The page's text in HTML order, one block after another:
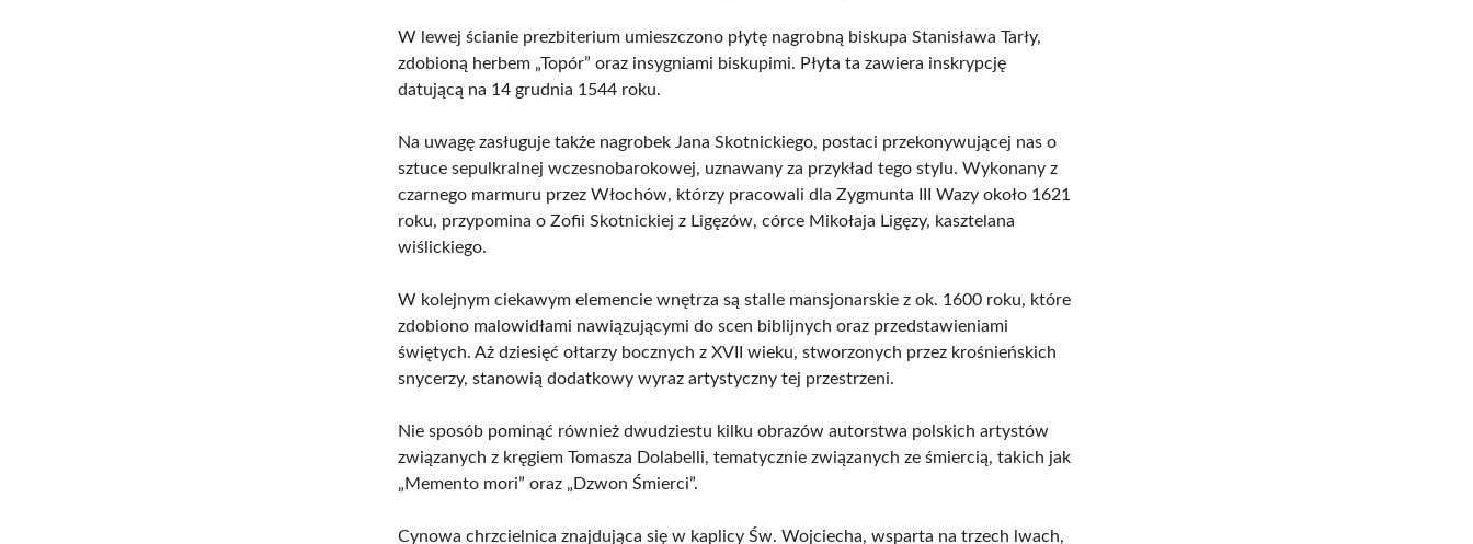
W lewej ścianie prezbiterium umieszczono płytę nagrobną biskupa Stanisława Tarły,
zdobioną herbem „Topór” oraz insygniami biskupimi. Płyta ta zawiera inskrypcję
datującą na 14 grudnia 1544 roku.
Na uwagę zasługuje także nagrobek Jana Skotnickiego, postaci przekonywującej nas o
sztuce sepulkralnej wczesnobarokowej, uznawany za przykład tego stylu. Wykonany z
czarnego marmuru przez Włochów, którzy pracowali dla Zygmunta III Wazy około 1621
roku, przypomina o Zofii Skotnickiej z Ligęzów, córce Mikołaja Ligęzy, kasztelana
wiślickiego.
W kolejnym ciekawym elemencie wnętrza są stalle mansjonarskie z ok. 1600 roku, które
zdobiono malowidłami nawiązującymi do scen biblijnych oraz przedstawieniami
świętych. Aż dziesięć ołtarzy bocznych z XVII wieku, stworzonych przez krośnieńskich
snycerzy, stanowią dodatkowy wyraz artystyczny tej przestrzeni.
Nie sposób pominąć również dwudziestu kilku obrazów autorstwa polskich artystów
związanych z kręgiem Tomasza Dolabelli, tematycznie związanych ze śmiercią, takich jak
„Memento mori” oraz „Dzwon Śmierci”.
Cynowa chrzcielnica znajdująca się w kaplicy Św. Wojciecha, wsparta na trzech lwach,